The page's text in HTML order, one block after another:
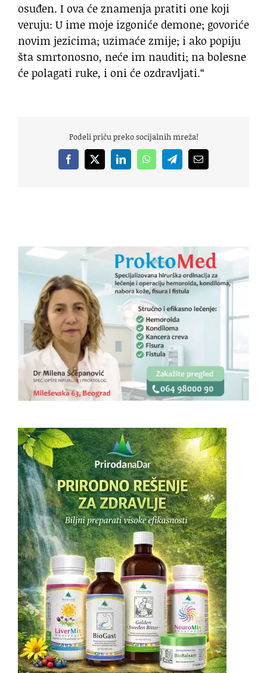
osuđen. I ova će znamenja pratiti one koji
veruju: U ime moje izgoniće demone; govoriće
novim jezicima; uzimaće zmije; i ako popiju
šta smrtonosno, neće im nauditi; na bolesne
će polagati ruke, i oni će ozdravljati.“
Podeli priču preko socijalnih mreža!
Facebook
X LinkedInWhatsAppTelegramEmail